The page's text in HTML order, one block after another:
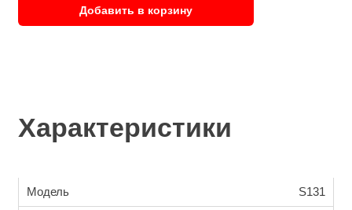
Добавить в корзину
Характеристики
Модель S131